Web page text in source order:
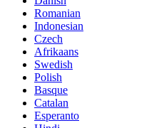
Romanian
Indonesian
Czech
Afrikaans
Swedish
Polish
Basque
Catalan
Esperanto